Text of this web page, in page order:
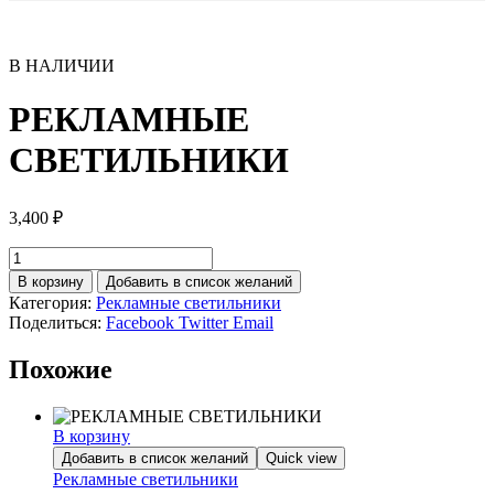
В НАЛИЧИИ
РЕКЛАМНЫЕ
СВЕТИЛЬНИКИ
3,400 ₽
Количество
товара
РЕКЛАМНЫЕ
СВЕТИЛЬНИКИ
В корзину Добавить в список желаний
Категория: Рекламные светильники
Поделиться: Facebook Twitter Email
Похожие
В корзину
Добавить в список желаний Quick view
Рекламные светильники